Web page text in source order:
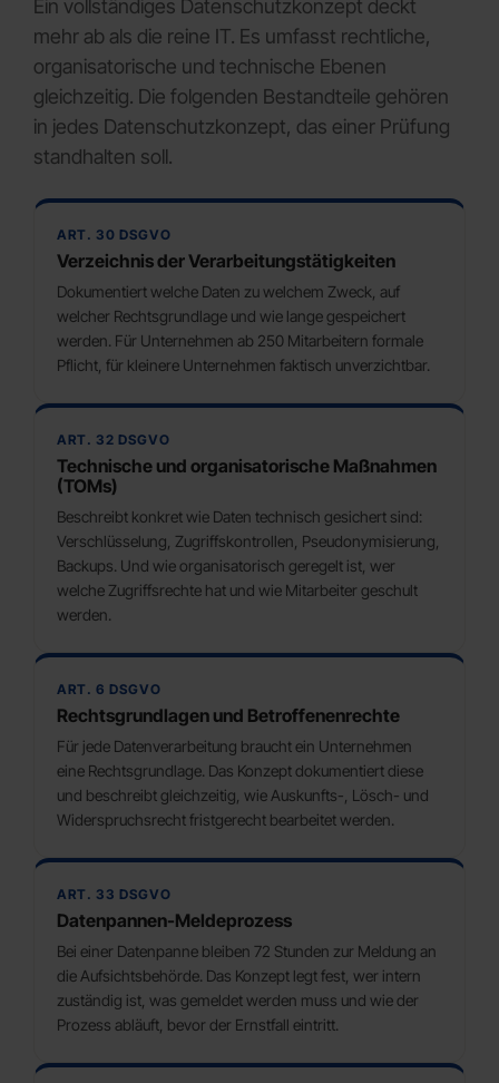
Ein vollständiges Datenschutzkonzept deckt
mehr ab als die reine IT. Es umfasst rechtliche,
organisatorische und technische Ebenen
gleichzeitig. Die folgenden Bestandteile gehören
in jedes Datenschutzkonzept, das einer Prüfung
standhalten soll.
ART. 30 DSGVO
Verzeichnis der Verarbeitungstätigkeiten
Dokumentiert welche Daten zu welchem Zweck, auf
welcher Rechtsgrundlage und wie lange gespeichert
werden. Für Unternehmen ab 250 Mitarbeitern formale
Pflicht, für kleinere Unternehmen faktisch unverzichtbar.
ART. 32 DSGVO
Technische und organisatorische Maßnahmen
(TOMs)
Beschreibt konkret wie Daten technisch gesichert sind:
Verschlüsselung, Zugriffskontrollen, Pseudonymisierung,
Backups. Und wie organisatorisch geregelt ist, wer
welche Zugriffsrechte hat und wie Mitarbeiter geschult
werden.
ART. 6 DSGVO
Rechtsgrundlagen und Betroffenenrechte
Für jede Datenverarbeitung braucht ein Unternehmen
eine Rechtsgrundlage. Das Konzept dokumentiert diese
und beschreibt gleichzeitig, wie Auskunfts-, Lösch- und
Widerspruchsrecht fristgerecht bearbeitet werden.
ART. 33 DSGVO
Datenpannen-Meldeprozess
Bei einer Datenpanne bleiben 72 Stunden zur Meldung an
die Aufsichtsbehörde. Das Konzept legt fest, wer intern
zuständig ist, was gemeldet werden muss und wie der
Prozess abläuft, bevor der Ernstfall eintritt.